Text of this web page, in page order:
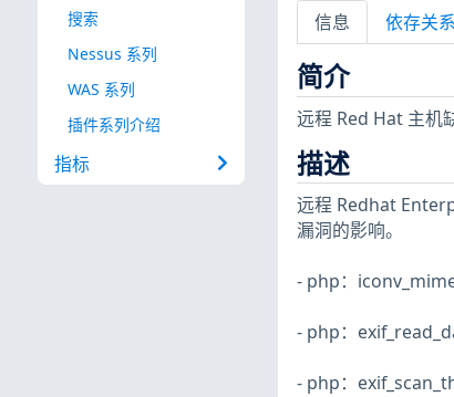
搜索
Nessus 系列
WAS 系列
插件系列介绍
指标
信息 依存关系
简介
远程 Red Hat 主机
描述
远程 Redhat
漏洞的影响。
- php：
- php：
- php：